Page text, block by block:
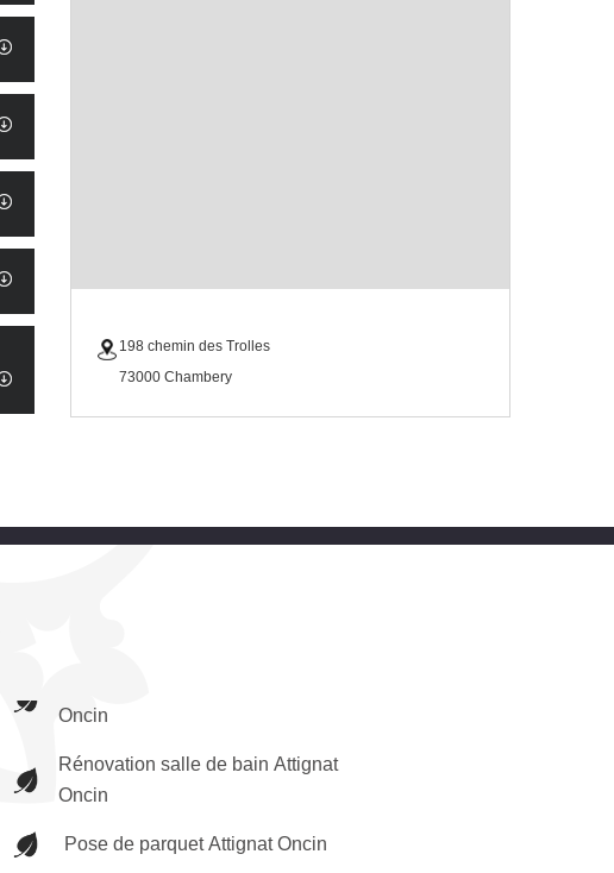
198 chemin des Trolles
73000 Chambery
Oncin
Rénovation salle de bain Attignat
Oncin
Pose de parquet Attignat Oncin